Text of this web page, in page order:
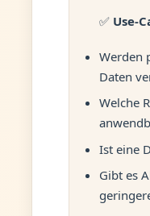
✅ Use-
Werden
Daten
Welche
Ist eine
Gibt es